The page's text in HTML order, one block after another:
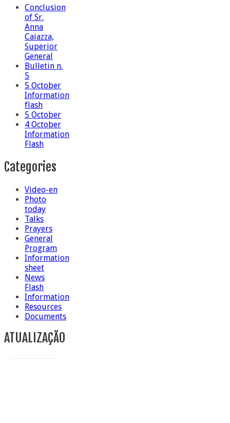
Conclusion
of Sr.
Anna
Caiazza,
Superior
General
Bulletin n.
5
5 October
Information
flash
5 October
4 October
Information
Flash
Categories
Video-en
Photo
today
Talks
Prayers
General
Program
Information
sheet
News
Flash
Information
Resources
Documents
ATUALIZAÇÃO